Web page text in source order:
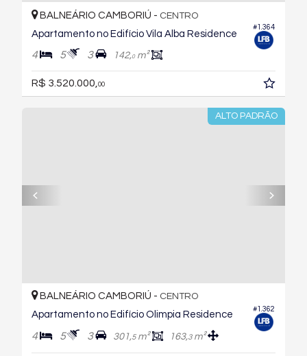
#1.364
BALNEÁRIO CAMBORIÚ - CENTRO
Apartamento no Edifício Vila Alba Residence
4 5 3 142,0m²
R$ 3.520.000, 00
ALTO PADRÃO
#1.362
BALNEÁRIO CAMBORIÚ - CENTRO
Apartamento no Edifício Olimpia Residence
4 5 3 301,5m² 163,3m²